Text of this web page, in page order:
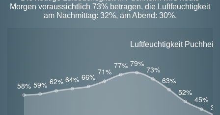
Morgen voraussichtlich 73% betragen, die Luftfeuchtigkeit
am Nachmittag: 32%, am Abend: 30%.
Luftfeuchtigkeit